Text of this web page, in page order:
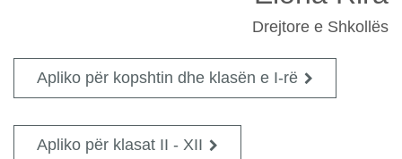
Drejtore e Shkollës
Apliko për kopshtin dhe klasën e I-rë
Apliko për klasat II - XII